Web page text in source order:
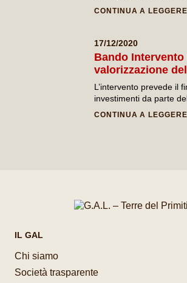
CONTINUA A LEGGERE
17/12/2020
Bando Intervento
valorizzazione
tipica locale
della ristorazione
L’intervento prevede il
investimenti da parte
ristorazione che
CONTINUA A LEGGERE
IL GAL
Chi siamo
Società trasparente